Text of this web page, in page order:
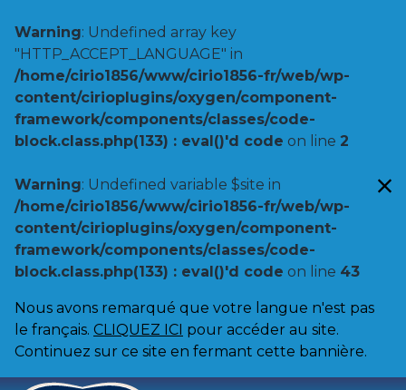
Warning: Undefined array key
"HTTP_ACCEPT_LANGUAGE" in
/home/cirio1856/www/cirio1856-fr/web/wp-
content/cirioplugins/oxygen/component-
framework/components/classes/code-
block.class.php(133) : eval()'d code on line 2
Warning: Undefined variable $site in
/home/cirio1856/www/cirio1856-fr/web/wp-
content/cirioplugins/oxygen/component-
framework/components/classes/code-
block.class.php(133) : eval()'d code on line 43
Nous avons remarqué que votre langue n'est pas
le français. CLIQUEZ ICI pour accéder au site.
Continuez sur ce site en fermant cette bannière.